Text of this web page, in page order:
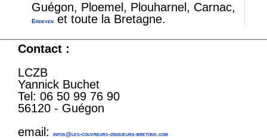
Guégon, Ploemel, Plouharnel, Carnac,
Erdevenet toute la Bretagne.
Contact :
LCZB
Yannick Buchet
Tel: 06 50 99 76 90
56120 - Guégon
email:infos@les-couvreurs-zingueurs-bretons.com